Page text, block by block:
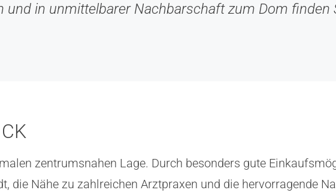
und in unmittelbarer Nachbarschaft zum Dom finden
zentrumsnahen Lage. Durch besonders gute
die Nähe zu zahlreichen Arztpraxen und die hervorragende